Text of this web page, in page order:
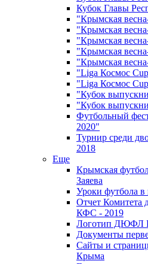
Кубок Главы
"Крымская
"Крымская
"Крымская
"Крымская
"Крымская
"Liga Космос
"Liga Космос
"Кубок
"Кубок
Футбольный
2020"
Турнир среди
2018
Еще
Крымская
Заяева
Уроки футбола в
Отчет Комитета
КФС - 2019
Логотип ДЮФЛ
Документы
Сайты и
Крыма